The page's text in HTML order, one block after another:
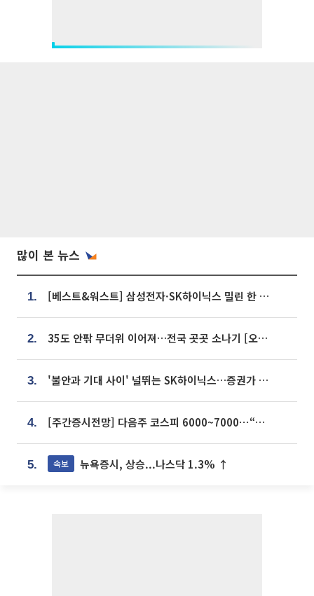
많이 본 뉴스
1. [베스트&워스트] 삼성전자·SK하이닉스 밀린 한 주…상상인증권은 85% 급등
2. 35도 안팎 무더위 이어져…전국 곳곳 소나기 [오늘 날씨]
3. '불안과 기대 사이' 널뛰는 SK하이닉스…증권가 "HBM4·LTA 기반 펀터멘털 견고"
4. [주간증시전망] 다음주 코스피 6000~7000⋯“外人 수급은 정책이 변수”
5. 속보 뉴욕증시, 상승...나스닥 1.3% ↑